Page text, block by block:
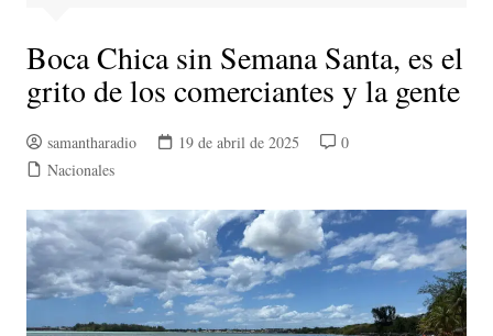
Boca Chica sin Semana Santa, es el
grito de los comerciantes y la gente
samantharadio 19 de abril de 2025
0
Nacionales